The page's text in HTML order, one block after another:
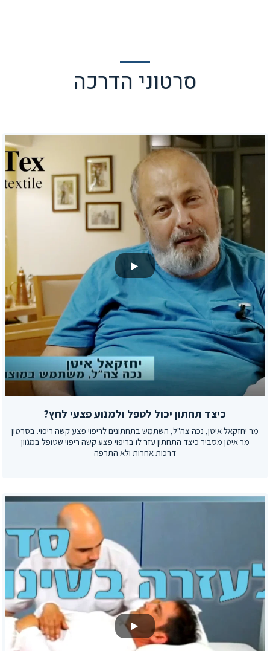
סרטוני הדרכה
כיצד תחתון יכול לטפל ולמנוע פצעי לחץ?
מר יחזקאל איטן, נכה צה"ל, השתמש בתחתונים לריפוי פצע קשה ריפוי. בסרטון
מר איטן מסביר כיצד התחתון עזר לו בריפוי פצע קשה ריפוי שטופל במגוון
דרכות אחרות ולא התרפה